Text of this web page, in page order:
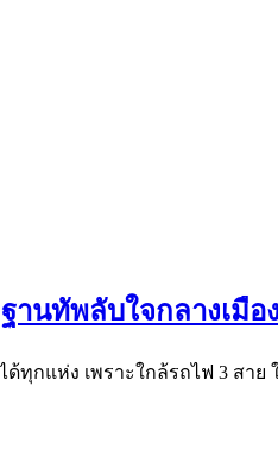
านทัพลับใจกลางเมื
ทุกแห่ง เพราะใกล้รถไฟ 3 สาย